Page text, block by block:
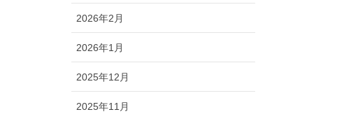
2026年2月
2026年1月
2025年12月
2025年11月